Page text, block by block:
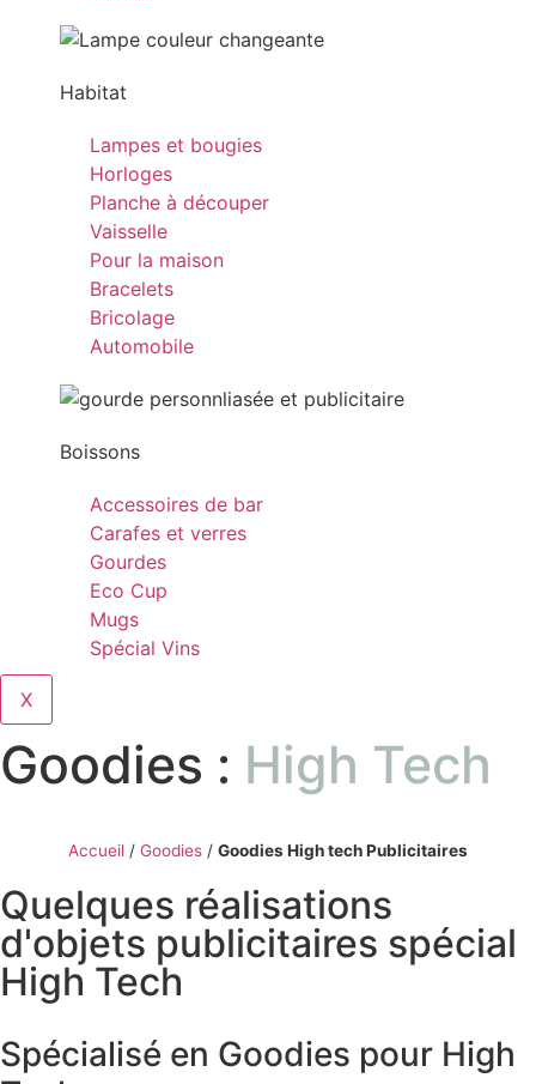
Habitat
Lampes et bougies
Horloges
Planche à découper
Vaisselle
Pour la maison
Bracelets
Bricolage
Automobile
Boissons
Accessoires de bar
Carafes et verres
Gourdes
Eco Cup
Mugs
Spécial Vins
X
Goodies : High Tech
Accueil / Goodies / Goodies High tech Publicitaires
Quelques réalisations
d'objets publicitaires spécial
High Tech
Spécialisé en Goodies pour High